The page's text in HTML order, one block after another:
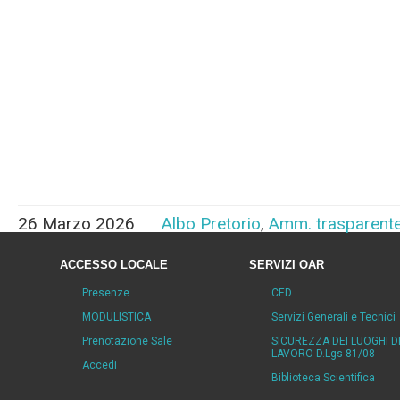
26 Marzo 2026 Albo Pretorio, Amm.
ACCESSO LOCALE
Presenze
MODULISTICA
Prenotazione Sale
Accedi
SERVIZI OAR
CED
Servizi Generali e Tecnici
SICUREZZA DEI LUOGHI DI
LAVORO D.Lgs 81/08
Biblioteca Scientifica